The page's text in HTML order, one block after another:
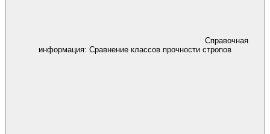
Справочная
информация: Сравнение классов прочности стропов